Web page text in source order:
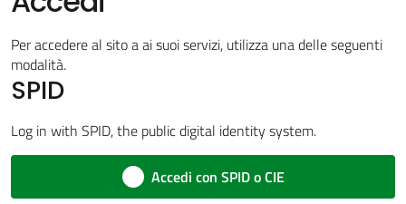
Amministrazione
trasparente
Menu selezionato
Tutti
Per accedere al sito a ai suoi servizi, utilizza una delle seguenti
modalità.
SPID
Log in with SPID, the public digital identity system.
Accedi con SPID o CIE